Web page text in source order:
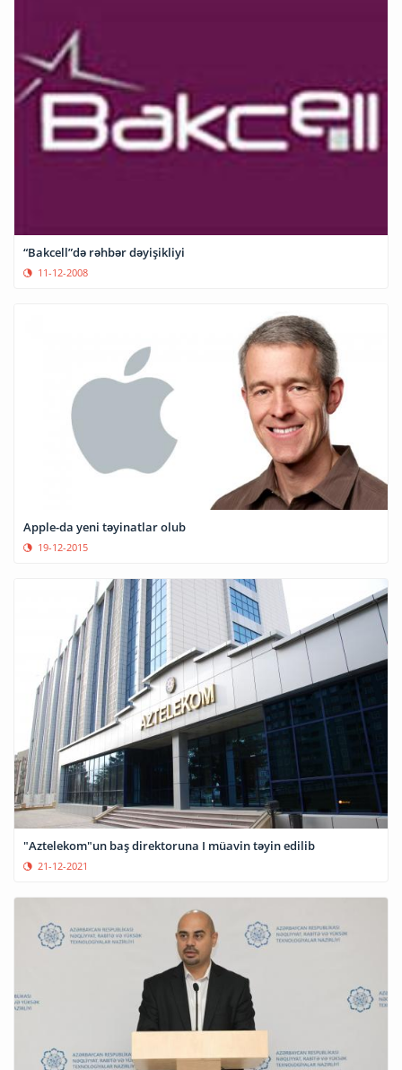
“Bakcell”də rəhbər dəyişikliyi
11-12-2008
Apple-da yeni təyinatlar olub
19-12-2015
"Aztelekom"un baş direktoruna I müavin təyin edilib
21-12-2021